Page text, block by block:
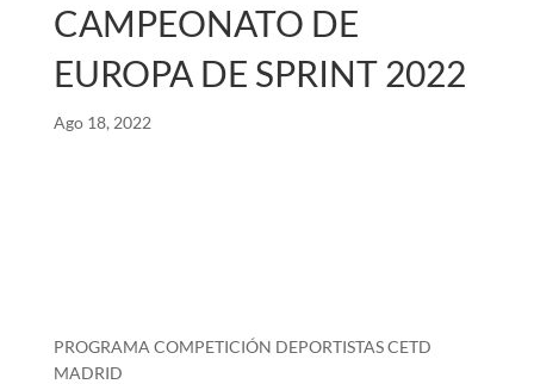
CAMPEONATO DE
EUROPA DE SPRINT 2022
Ago 18, 2022
PROGRAMA COMPETICIÓN DEPORTISTAS CETD
MADRID